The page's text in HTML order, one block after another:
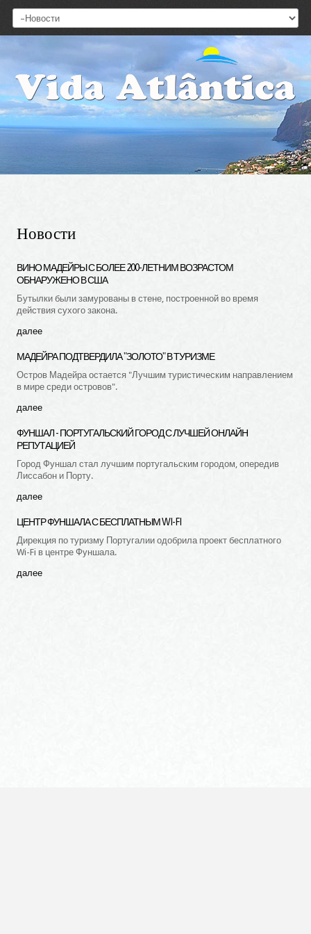
Новости
ВИНОМАДЕЙРЫСБОЛЕЕ200-ЛЕТНИМВОЗРАСТОМ
ОБНАРУЖЕНОВСША
Бутылки были замурованы в стене, построенной во время
действия сухого закона.
далее
МАДЕЙРАПОДТВЕРДИЛА"ЗОЛОТО"ВТУРИЗМЕ
Остров Мадейра остается "Лучшим туристическим направлением
в мире среди островов".
далее
ФУНШАЛ-ПОРТУГАЛЬСКИЙГОРОДСЛУЧШЕЙОНЛАЙН
РЕПУТАЦИЕЙ
Город Фуншал стал лучшим португальским городом, опередив
Лиссабон и Порту.
далее
ЦЕНТРФУНШАЛАСБЕСПЛАТНЫМWI-FI
Дирекция по туризму Португалии одобрила проект бесплатного
Wi-Fi в центре Фуншала.
далее